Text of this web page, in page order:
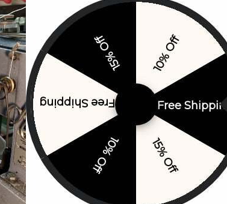
10% Off
Free Shipping
15% Off
10% Off
Free Shipping
15% Off